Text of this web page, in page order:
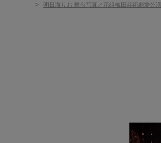
> 明日海りお 舞台写真／花組梅田芸術劇場公